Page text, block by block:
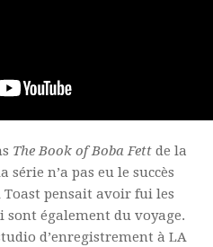
The Book of Boba Fett de la
série n’a pas eu le succès
pensait avoir fui les
sont également du voyage.
d’enregistrement à LA